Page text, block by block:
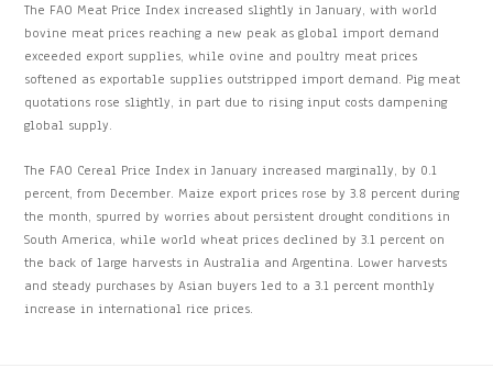
The FAO Meat Price Index increased slightly in January, with world
bovine meat prices reaching a new peak as global import demand
exceeded export supplies, while ovine and poultry meat prices
softened as exportable supplies outstripped import demand. Pig meat
quotations rose slightly, in part due to rising input costs dampening
global supply.
The FAO Cereal Price Index in January increased marginally, by 0.1
percent, from December. Maize export prices rose by 3.8 percent during
the month, spurred by worries about persistent drought conditions in
South America, while world wheat prices declined by 3.1 percent on
the back of large harvests in Australia and Argentina. Lower harvests
and steady purchases by Asian buyers led to a 3.1 percent monthly
increase in international rice prices.